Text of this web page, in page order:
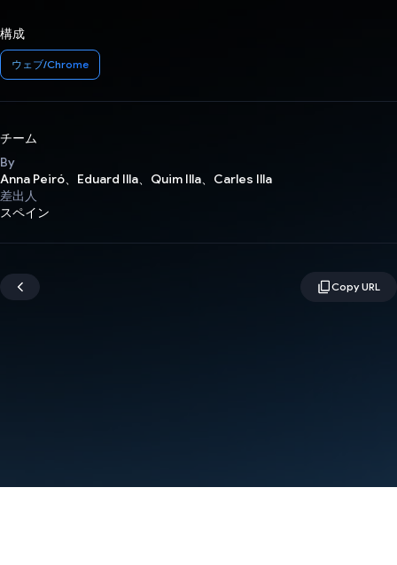
構成
ウェブ/Chrome
チーム
By
Anna Peiró、Eduard Illa、Quim Illa、Carles Illa
差出人
スペイン